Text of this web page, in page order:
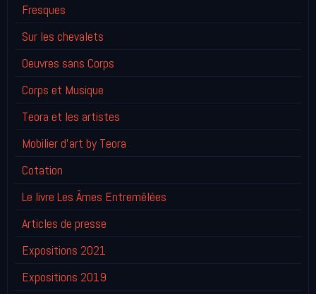
Fresques
Sur les chevalets
Oeuvres sans Corps
Corps et Musique
Teora et les artistes
Mobilier d'art by Teora
Cotation
Le livre Les Âmes Entremêlées
Articles de presse
Expositions 2021
Expositions 2019